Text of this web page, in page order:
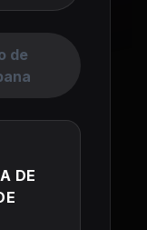
de
DE